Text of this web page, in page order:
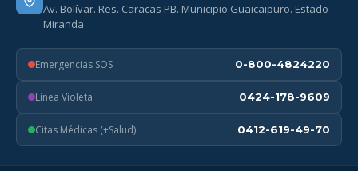
Av. Bolívar. Res. Caracas PB. Municipio Guaicaipuro. Estado
Miranda
Emergencias SOS 0-800-4824220
Línea Violeta 0424-178-9609
Citas Médicas (+Salud) 0412-619-49-70